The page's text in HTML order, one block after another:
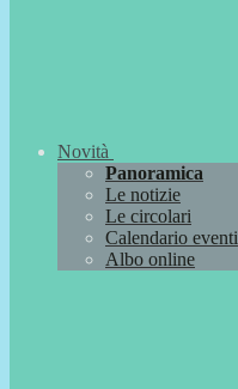
Novità
Panoramica
Le notizie
Le circolari
Calendario eventi
Albo online